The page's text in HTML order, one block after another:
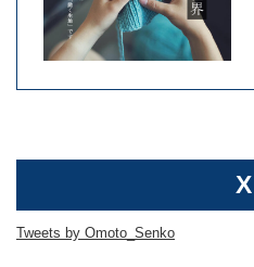
X
Tweets by Omoto_Senko